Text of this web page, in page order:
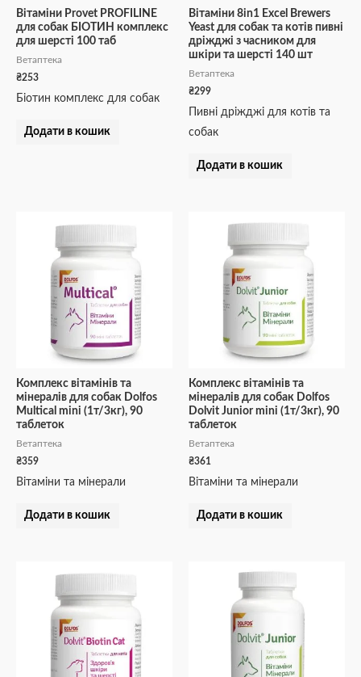
Вітаміни Provet PROFILINE
для собак БІОТИН комплекс
для шерсті 100 таб
Ветаптека
₴253
Біотин комплекс для собак
Додати в кошик
Вітаміни 8in1 Excel Brewers
Yeast для собак та котів пивні
дріжджі з часником для
шкіри та шерсті 140 шт
Ветаптека
₴299
Пивні дріжджі для котів та
собак
Додати в кошик
Комплекс вітамінів та
мінералів для собак Dolfos
Multical mini (1т/3кг), 90
таблеток
Ветаптека
₴359
Вітаміни та мінерали
Додати в кошик
Комплекс вітамінів та
мінералів для собак Dolfos
Dolvit Junior mini (1т/3кг), 90
таблеток
Ветаптека
₴361
Вітаміни та мінерали
Додати в кошик